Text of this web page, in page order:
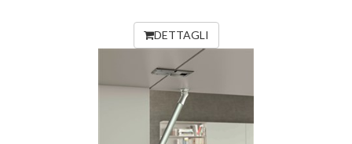
DETTAGLI